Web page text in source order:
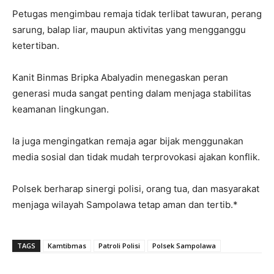
Petugas mengimbau remaja tidak terlibat tawuran, perang
sarung, balap liar, maupun aktivitas yang mengganggu
ketertiban.
Kanit Binmas Bripka Abalyadin menegaskan peran
generasi muda sangat penting dalam menjaga stabilitas
keamanan lingkungan.
Ia juga mengingatkan remaja agar bijak menggunakan
media sosial dan tidak mudah terprovokasi ajakan konflik.
Polsek berharap sinergi polisi, orang tua, dan masyarakat
menjaga wilayah Sampolawa tetap aman dan tertib.*
TAGS Kamtibmas Patroli Polisi Polsek Sampolawa